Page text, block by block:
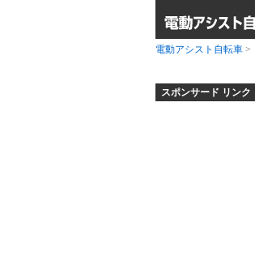
電動アシスト自転車 >
スポンサード リンク